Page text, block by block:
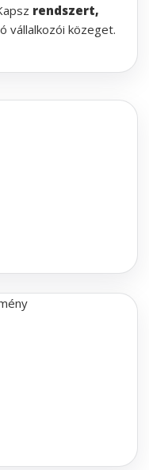
rendszert,
vállalkozói közeget.